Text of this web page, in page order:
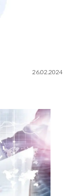
26.02.2024